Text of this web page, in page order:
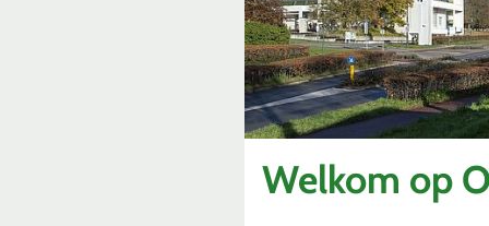
Welkom op